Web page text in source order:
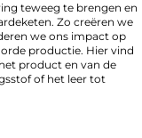
teweeg te brengen en
Zo creëren we
we ons impact op
productie. Hier vind
product en van de
of het leer tot